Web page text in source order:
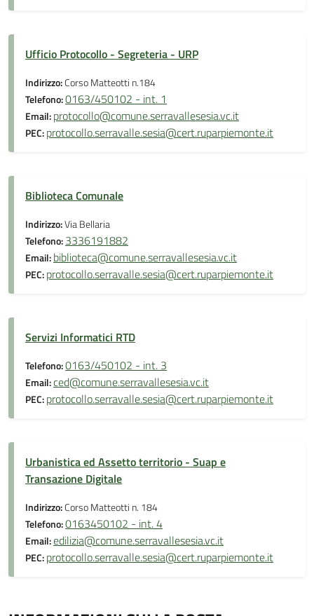
Ufficio Protocollo - Segreteria - URP
Indirizzo:Corso Matteotti n.184
Telefono:0163/450102 - int. 1
Email:protocollo@comune.serravallesesia.vc.it
PEC:protocollo.serravalle.sesia@cert.ruparpiemonte.it
Biblioteca Comunale
Indirizzo:Via Bellaria
Telefono:3336191882
Email:biblioteca@comune.serravallesesia.vc.it
PEC:protocollo.serravalle.sesia@cert.ruparpiemonte.it
Servizi Informatici RTD
Telefono:0163/450102 - int. 3
Email:ced@comune.serravallesesia.vc.it
PEC:protocollo.serravalle.sesia@cert.ruparpiemonte.it
Urbanistica ed Assetto territorio - Suap e
Transazione Digitale
Indirizzo:Corso Matteotti n. 184
Telefono:0163450102 - int. 4
Email:edilizia@comune.serravallesesia.vc.it
PEC:protocollo.serravalle.sesia@cert.ruparpiemonte.it